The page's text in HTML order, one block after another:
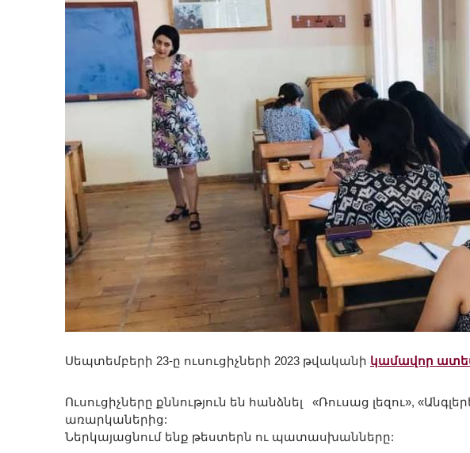
Սեպտեմբերի 23-ը ուսուցիչների 2023 թվականի կամավոր
Ուսուցիչները քննություն են հանձնել «Ռուսաց լեզու»,
առարկաներից:
Ներկայացնում ենք թեստերն ու պատասխանները: